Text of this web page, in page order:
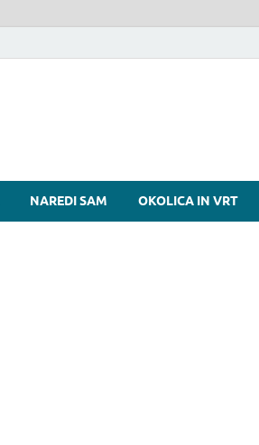
NAREDI SAM OKOLICA IN VRT